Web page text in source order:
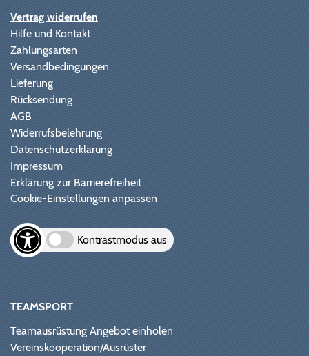
Vertrag widerrufen
Hilfe und Kontakt
Zahlungsarten
Versandbedingungen
Lieferung
Rücksendung
AGB
Widerrufsbelehrung
Datenschutzerklärung
Impressum
Erklärung zur Barrierefreiheit
Cookie-Einstellungen anpassen
Kontrastmodus aus
TEAMSPORT
Teamausrüstung Angebot einholen
Vereinskooperation/Ausrüster